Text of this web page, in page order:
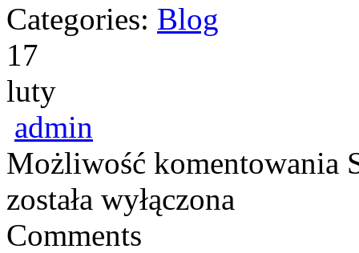
Categories: Blog
17
luty
admin
Możliwość komentowania
została wyłączona
Comments